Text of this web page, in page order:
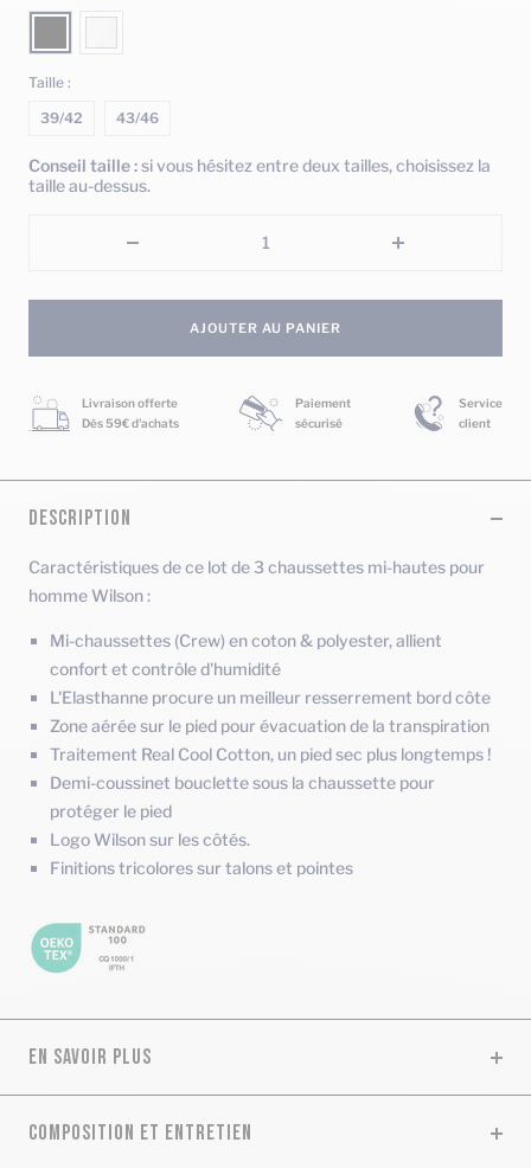
Taille :
39/42
43/46
Conseil taille :si vous hésitez entre deux tailles, choisissez la
taille au-dessus.
Augmenter
AJOUTER AU PANIER
Livraison offerte
Dès 59€ d'achats
Paiement
sécurisé
Service
client
DESCRIPTION
Caractéristiques de ce lot de 3 chaussettes mi-hautes pour
homme Wilson :
Mi-chaussettes (Crew) en coton & polyester, allient
confort et contrôle d'humidité
L'Elasthanne procure un meilleur resserrement bord côte
Zone aérée sur le pied pour évacuation de la transpiration
Traitement Real Cool Cotton, un pied sec plus longtemps !
Demi-coussinet bouclette sous la chaussette pour
protéger le pied
Logo Wilson sur les côtés.
Finitions tricolores sur talons et pointes
EN SAVOIR PLUS
COMPOSITION ET ENTRETIEN